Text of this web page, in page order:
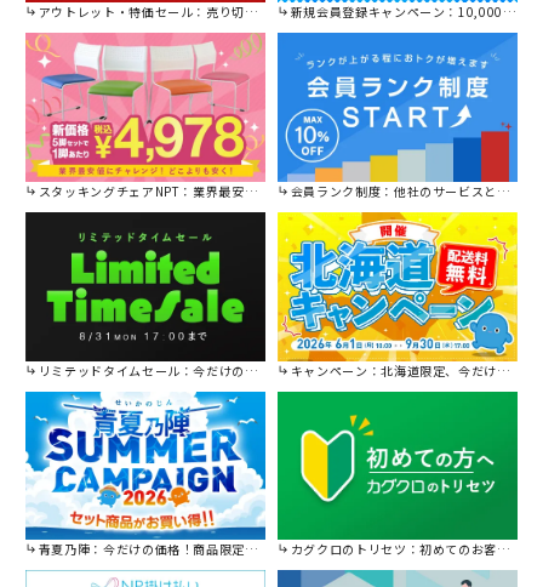
アウトレット・特価セール：売り切れ御免の特別価格！ 新規会員登録キャンペーン：10,000円OFFクーポン進呈中！
スタッキングチェアNPT：業界最安値に挑戦！ 会員ランク制度：他社のサービスと比較してください。
リミテッドタイムセール：今だけの限定セール。 キャンペーン：北海道限定、今だけ送料無料！
青夏乃陣：今だけの価格！商品限定セール開催中です。 カグクロのトリセツ：初めてのお客様はこちら。